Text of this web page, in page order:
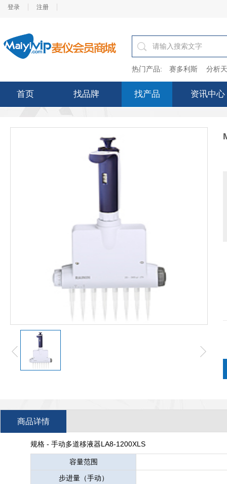
登录 注册
热门产品: 赛多利斯 分析
首页 找品牌 找产品 资讯中心
商品详情
规格 - 手动多道移液器LA8-1200XLS
容量范围
步进量（手动）